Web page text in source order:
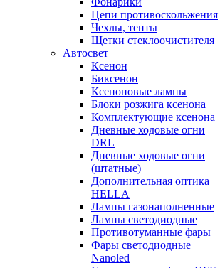
Цепи противоскольжения
Чехлы, тенты
Щетки стеклоочистителя
Автосвет
Ксенон
Биксенон
Ксеноновые лампы
Блоки розжига ксенона
Комплектующие ксенона
Дневные ходовые огни
DRL
Дневные ходовые огни
(штатные)
Дополнительная оптика
HELLA
Лампы газонаполненные
Лампы светодиодные
Противотуманные фары
Фары светодиодные
Nanoled